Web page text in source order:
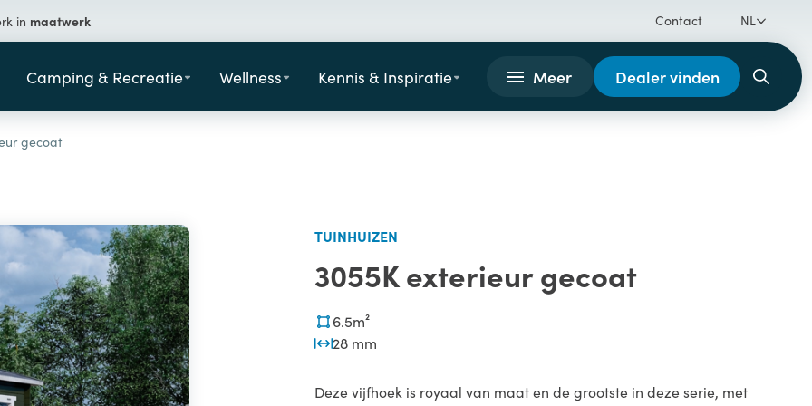
in maatwerk Contact NL
Camping & Recreatie Wellness Kennis & Inspiratie Meer Dealer vinden
gecoat
TUINHUIZEN
3055K exterieur gecoat
6.5m²
28 mm
Deze vijfhoek is royaal van maat en de grootste in deze serie, met